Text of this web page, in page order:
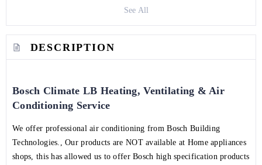
See All
DESCRIPTION
Bosch Climate LB Heating, Ventilating & Air
Conditioning Service
We offer professional air conditioning from Bosch Building
Technologies., Our products are NOT available at Home appliances
shops, this has allowed us to offer Bosch high specification products